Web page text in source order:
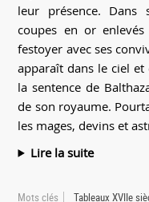
leur présence.
coupes en or
festoyer avec ses
apparaît dans le ciel
la sentence de
de son royaume.
les mages, devins et
Lire la suite
Mots clés
Tableaux XVIIe